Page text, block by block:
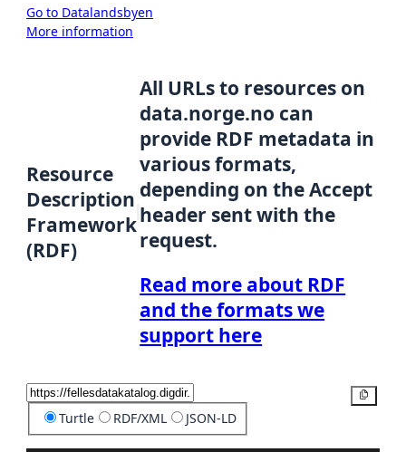
Go to Datalandsbyen
More information
Resource
Description
Framework
(RDF)
All URLs to resources on
data.norge.no can
provide RDF metadata in
various formats,
depending on the Accept
header sent with the
request.
Read more about RDF
and the formats we
support here
Turtle RDF/XML JSON-LD